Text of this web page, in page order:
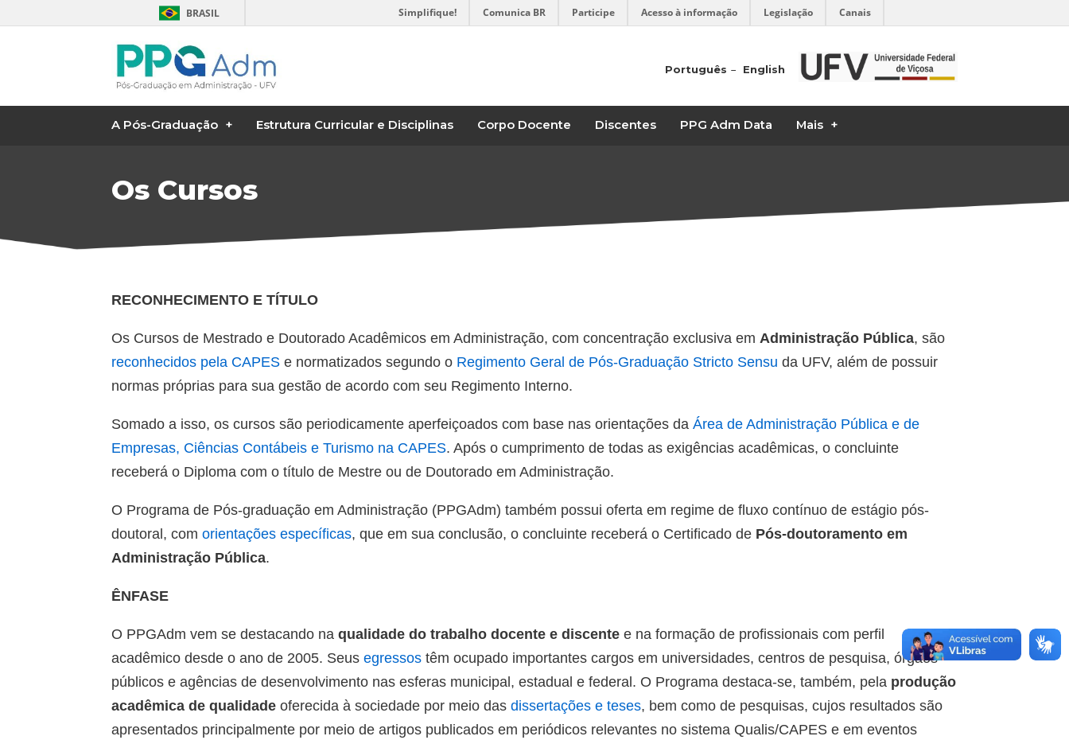
BRASIL Simplifique! Comunica BR Participe Acesso à informação Legislação Canais
Português English
A Pós-Graduação Estrutura Curricular e Disciplinas Corpo Docente Discentes PPG Adm Data Mais
Os Cursos
RECONHECIMENTO E TÍTULO
Os Cursos de Mestrado e Doutorado Acadêmicos em Administração, com concentração exclusiva em Administração Pública, são
reconhecidos pela CAPES e normatizados segundo o Regimento Geral de Pós-Graduação Stricto Sensu da UFV, além de possuir
normas próprias para sua gestão de acordo com seu Regimento Interno.
Somado a isso, os cursos são periodicamente aperfeiçoados com base nas orientações daÁrea de Administração Pública e de
Empresas, Ciências Contábeis e Turismo na CAPES. Após o cumprimento de todas as exigências acadêmicas, o concluinte
receberá o Diploma com o título de Mestre ou de Doutorado em Administração.
O Programa de Pós-graduação em Administração (PPGAdm) também possui oferta em regime de fluxo contínuo de estágio pós-
doutoral, comorientações específicas, que em sua conclusão, o concluinte receberá o Certificado de Pós-doutoramento em
Administração Pública.
ÊNFASE
O PPGAdm vem se destacando naqualidade do trabalho docente e discente e na formação de profissionais com perfil
acadêmico desde o ano de 2005. Seusegressos têm ocupado importantes cargos em universidades, centros de pesquisa, órgãos
públicos e agências de desenvolvimento nas esferas municipal, estadual e federal. O Programa destaca-se, também, pela produção
acadêmica de qualidade oferecida à sociedade por meio dasdissertações e teses, bem como de pesquisas, cujos resultados são
apresentados principalmente por meio de artigos publicados em periódicos relevantes no sistema Qualis/CAPES e em eventos